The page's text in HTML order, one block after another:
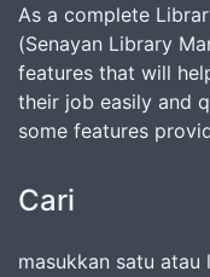
As a complete
(Senayan Library
features that will
their job easily and
some features
Cari
masukkan satu